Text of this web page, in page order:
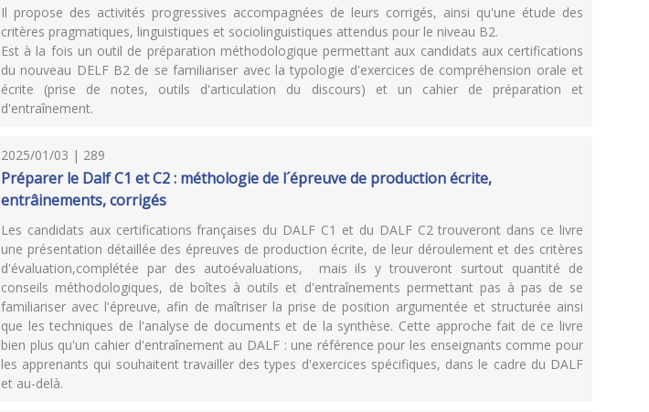
Il propose des activités progressives accompagnées de leurs corrigés, ainsi qu'une étude des
critères pragmatiques, linguistiques et sociolinguistiques attendus pour le niveau B2.
Est à la fois un outil de préparation méthodologique permettant aux candidats aux certifications
du nouveau DELF B2 de se familiariser avec la typologie d'exercices de compréhension orale et
écrite (prise de notes, outils d'articulation du discours) et un cahier de préparation et
d'entraînement.
2025/01/03 | 289
Préparer le Dalf C1 et C2 : méthologie de l´épreuve de production écrite,
entrâinements, corrigés
Les candidats aux certifications françaises du DALF C1 et du DALF C2 trouveront dans ce livre
une présentation détaillée des épreuves de production écrite, de leur déroulement et des critères
d'évaluation,complétée par des autoévaluations, mais ils y trouveront surtout quantité de
conseils méthodologiques, de boîtes à outils et d'entraînements permettant pas à pas de se
familiariser avec l'épreuve, afin de maîtriser la prise de position argumentée et structurée ainsi
que les techniques de l'analyse de documents et de la synthèse. Cette approche fait de ce livre
bien plus qu'un cahier d'entraînement au DALF : une référence pour les enseignants comme pour
les apprenants qui souhaitent travailler des types d'exercices spécifiques, dans le cadre du DALF
et au-delà.